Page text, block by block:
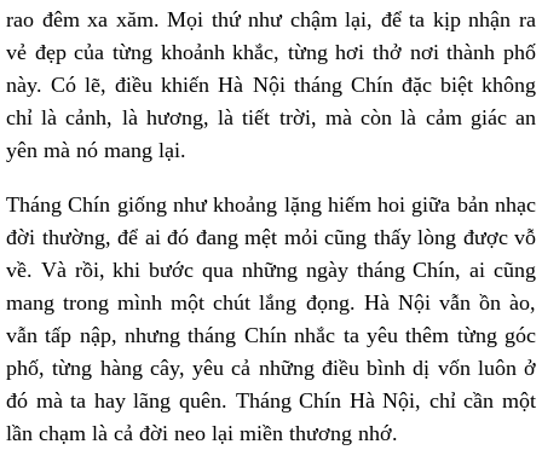
rao đêm xa xăm. Mọi thứ như chậm lại, để ta kịp nhận ra
vẻ đẹp của từng khoảnh khắc, từng hơi thở nơi thành phố
này. Có lẽ, điều khiến Hà Nội tháng Chín đặc biệt không
chỉ là cảnh, là hương, là tiết trời, mà còn là cảm giác an
yên mà nó mang lại.
Tháng Chín giống như khoảng lặng hiếm hoi giữa bản nhạc
đời thường, để ai đó đang mệt mỏi cũng thấy lòng được vỗ
về. Và rồi, khi bước qua những ngày tháng Chín, ai cũng
mang trong mình một chút lắng đọng. Hà Nội vẫn ồn ào,
vẫn tấp nập, nhưng tháng Chín nhắc ta yêu thêm từng góc
phố, từng hàng cây, yêu cả những điều bình dị vốn luôn ở
đó mà ta hay lãng quên. Tháng Chín Hà Nội, chỉ cần một
lần chạm là cả đời neo lại miền thương nhớ.